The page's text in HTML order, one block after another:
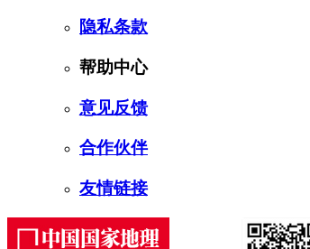
隐私条款
帮助中心
意见反馈
合作伙伴
友情链接